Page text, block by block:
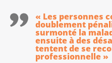
« Les personnes
doublement
surmonté la
ensuite à des
tentent de se
professionnelle »